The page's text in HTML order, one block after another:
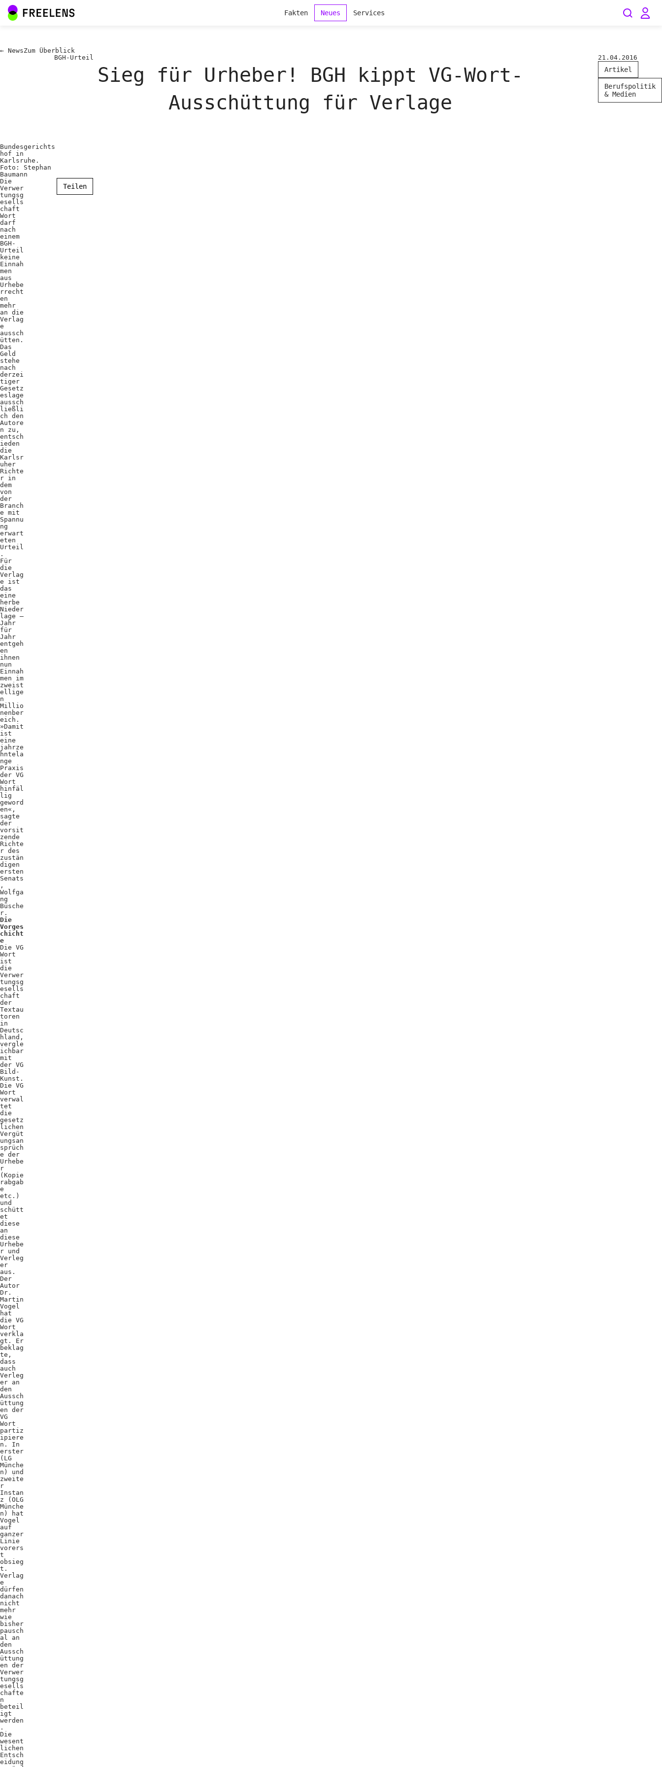
Fakten Neues Services
← NewsZum Überblick
BGH-Urteil
Sieg für Urheber! BGH kippt VG-Wort-
Ausschüttung für Verlage
21.04.2016
Artikel
Berufspolitik
& Medien
Bundesgerichts
hof in
Karlsruhe.
Foto: Stephan
Baumann
Die
Verwer
tungsg
esells
chaft
Wort
darf
nach
einem
BGH-
Urteil
keine
Einnah
men
aus
Urhebe
rrecht
en
mehr
an die
Verlag
e
aussch
ütten.
Das
Geld
stehe
nach
derzei
tiger
Gesetz
eslage
aussch
ließli
ch den
Autore
n zu,
entsch
ieden
die
Karlsr
uher
Richte
r in
dem
von
der
Branch
e mit
Spannu
ng
erwart
eten
Urteil
.
Für
die
Verlag
e ist
das
eine
herbe
Nieder
lage –
Jahr
für
Jahr
entgeh
en
ihnen
nun
Einnah
men im
zweist
ellige
n
Millio
nenber
eich.
»Damit
ist
eine
jahrze
hntela
nge
Praxis
der VG
Wort
hinfäl
lig
geword
en«,
sagte
der
vorsit
zende
Richte
r des
zustän
digen
ersten
Senats
,
Wolfga
ng
Büsche
r.
Die
Vorges
chicht
e
Die VG
Wort
ist
die
Verwer
tungsg
esells
chaft
der
Textau
toren
in
Deutsc
hland,
vergle
ichbar
mit
der VG
Bild-
Kunst.
Die VG
Wort
verwal
tet
die
gesetz
lichen
Vergüt
ungsan
sprüch
e der
Urhebe
r
(Kopie
rabgab
e
etc.)
und
schütt
et
diese
an
diese
Urhebe
r und
Verleg
er
aus.
Der
Autor
Dr.
Martin
Vogel
hat
die VG
Wort
verkla
gt. Er
beklag
te,
dass
auch
Verleg
er an
den
Aussch
üttung
en der
VG
Wort
partiz
ipiere
n. In
erster
(LG
Münche
n) und
zweite
r
Instan
z (OLG
Münche
n) hat
Vogel
auf
ganzer
Linie
vorers
t
obsieg
t.
Verlag
e
dürfen
danach
nicht
mehr
wie
bisher
pausch
al an
den
Aussch
üttung
en der
Verwer
tungsg
esells
chafte
n
beteil
igt
werden
.
Die
wesent
lichen
Entsch
eidung
Teilen